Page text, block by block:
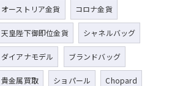
オーストリア金貨 コロナ金貨
天皇陛下御即位金貨 シャネルバッグ
ダイアナモデル ブランドバッグ
貴金属買取 ショパール Chopard